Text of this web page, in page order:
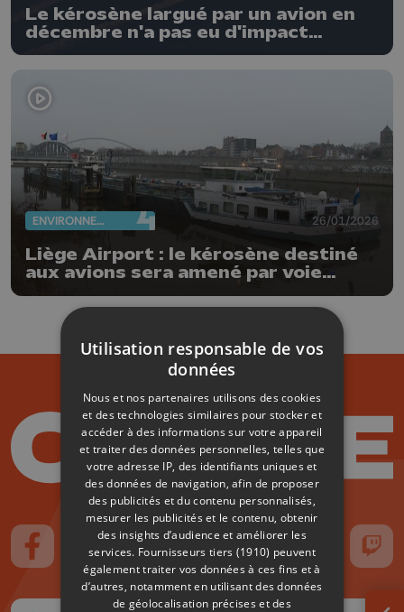
Le kérosène largué par un avion en
décembre n'a pas eu d'impact
environnemental
ENVIRONNEMENT 26/01/2026
Liège Airport : le kérosène destiné
aux avions sera amené par voie
Suivez-nous sur FaceBook
Suivez-nous sur Instagram
Suivez-nous sur TikTok
Suivez-nous sur YouTube
Suivez-nous
Utilisation responsable de vos
données
Nous et nos partenaires utilisons des cookies
et des technologies similaires pour stocker et
accéder à des informations sur votre appareil
et traiter des données personnelles, telles que
votre adresse IP, des identifiants uniques et
des données de navigation, afin de proposer
des publicités et du contenu personnalisés,
mesurer les publicités et le contenu, obtenir
des insights d’audience et améliorer les
services. Fournisseurs tiers (1910) peuvent
également traiter vos données à ces fins et à
d’autres, notamment en utilisant des données
de géolocalisation précises et des